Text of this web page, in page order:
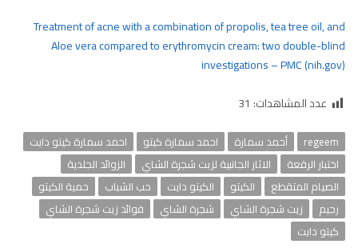
Treatment of acne with a combination of propolis, tea tree oil, and
Aloe vera compared to erythromycin cream: two double-blind
investigations – PMC (nih.gov)
عدد المشاهدات: 31
regeem أحمد سمارة احمد سمارة كيتو
احمد سمارة كيتو دايت
اختبار الرقعة
الاثار الجانبية لزيت شجرة الشاي
الزوائد الجلدية
الصيام المتقطع
الكيتو الكيتو دايت حب الشباب
حمية الكيتو
رجيم
زيت شجرة الشاي شجرة الشاي
فوائد زيت شجرة الشاي
كيتو دايت